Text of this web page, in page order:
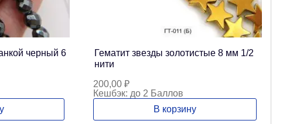
черный 6
Гематит звезды золотистые 8 мм 1/2
нити
200,00 ₽
Кешбэк: до 2 Баллов
В корзину